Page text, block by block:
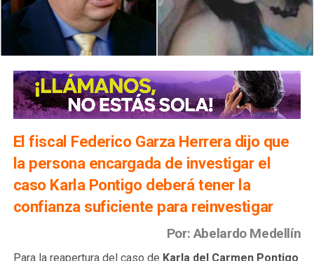
El fiscal Federico Garza Herrera dijo que
la persona encargada de investigar el
caso Karla Pontigo deberá tener la
confianza suficiente para reinvestigar
Por: Abelardo Medellín
Para la reapertura del caso de Karla del Carmen Pontigo